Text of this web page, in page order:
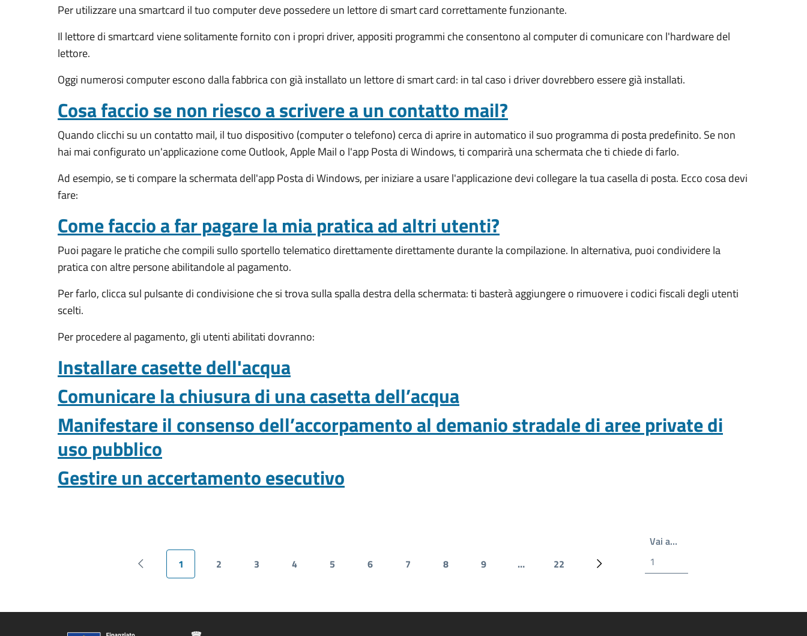
Per utilizzare una smartcard il tuo computer deve possedere un lettore di smart card correttamente funzionante.
Il lettore di smartcard viene solitamente fornito con i propri driver, appositi programmi che consentono al computer di comunicare con l'hardware del
lettore.
Oggi numerosi computer escono dalla fabbrica con già installato un lettore di smart card: in tal caso i driver dovrebbero essere già installati.
Cosa faccio se non riesco a scrivere a un contatto mail?
Quando clicchi su un contatto mail, il tuo dispositivo (computer o telefono) cerca di aprire in automatico il suo programma di posta predefinito. Se non
hai mai configurato un'applicazione come Outlook, Apple Mail o l'app Posta di Windows, ti comparirà una schermata che ti chiede di farlo.
Ad esempio, se ti compare la schermata dell'app Posta di Windows, per iniziare a usare l'applicazione devi collegare la tua casella di posta. Ecco cosa devi
fare:
Come faccio a far pagare la mia pratica ad altri utenti?
Puoi pagare le pratiche che compili sullo sportello telematico direttamente direttamente durante la compilazione. In alternativa, puoi condividere la
pratica con altre persone abilitandole al pagamento.
Per farlo, clicca sul pulsante di condivisione che si trova sulla spalla destra della schermata: ti basterà aggiungere o rimuovere i codici fiscali degli utenti
scelti.
Per procedere al pagamento, gli utenti abilitati dovranno:
Installare casette dell'acqua
Comunicare la chiusura di una casetta dell’acqua
Manifestare il consenso dell’accorpamento al demanio stradale di aree private di
uso pubblico
Gestire un accertamento esecutivo
Pagina precedente
Pagina attuale
1
Pagina
2
Pagina
3
Pagina
4
Pagina
5
Pagina
6
Pagina
7
Pagina
8
Pagina
9 …
Ultima pagina
22
Prossima pagina
Vai a…